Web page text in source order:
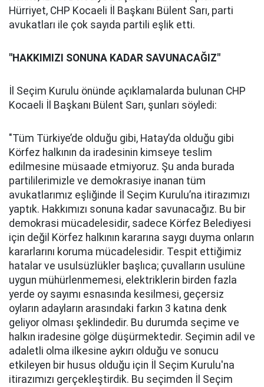
Hürriyet, CHP Kocaeli İl Başkanı Bülent Sarı, parti
avukatları ile çok sayıda partili eşlik etti.
"HAKKIMIZI SONUNA KADAR SAVUNACAĞIZ"
İl Seçim Kurulu önünde açıklamalarda bulunan CHP
Kocaeli İl Başkanı Bülent Sarı, şunları söyledi:
"Tüm Türkiye’de olduğu gibi, Hatay’da olduğu gibi
Körfez halkının da iradesinin kimseye teslim
edilmesine müsaade etmiyoruz. Şu anda burada
partililerimizle ve demokrasiye inanan tüm
avukatlarımız eşliğinde İl Seçim Kurulu’na itirazımızı
yaptık. Hakkımızı sonuna kadar savunacağız. Bu bir
demokrasi mücadelesidir, sadece Körfez Belediyesi
için değil Körfez halkının kararına saygı duyma onların
kararlarını koruma mücadelesidir. Tespit ettiğimiz
hatalar ve usulsüzlükler başlıca; çuvalların usulüne
uygun mühürlenmemesi, elektriklerin birden fazla
yerde oy sayımı esnasında kesilmesi, geçersiz
oyların adayların arasındaki farkın 3 katına denk
geliyor olması şeklindedir. Bu durumda seçime ve
halkın iradesine gölge düşürmektedir. Seçimin adil ve
adaletli olma ilkesine aykırı olduğu ve sonucu
etkileyen bir husus olduğu için İl Seçim Kurulu'na
itirazımızı gerçekleştirdik. Bu seçimden İl Seçim